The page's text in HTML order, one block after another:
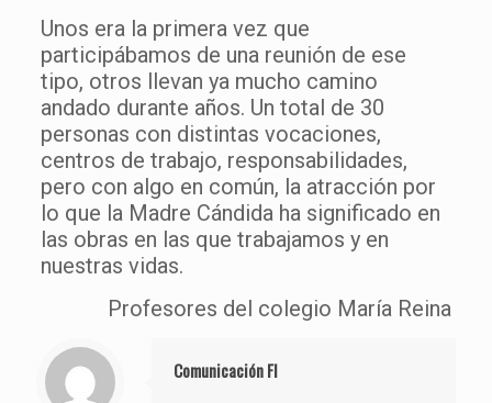
Unos era la primera vez que
participábamos de una reunión de ese
tipo, otros llevan ya mucho camino
andado durante años. Un total de 30
personas con distintas vocaciones,
centros de trabajo, responsabilidades,
pero con algo en común, la atracción por
lo que la Madre Cándida ha significado en
las obras en las que trabajamos y en
nuestras vidas.
Profesores del colegio María Reina
Comunicación FI